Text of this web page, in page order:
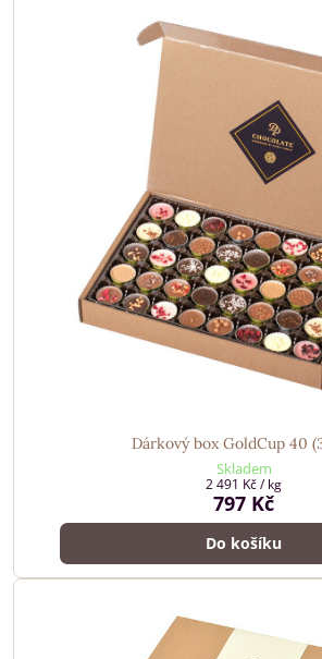
Dárkový box GoldCup 40
Skladem
797 Kč
2 491 Kč/ kg
Do košíku